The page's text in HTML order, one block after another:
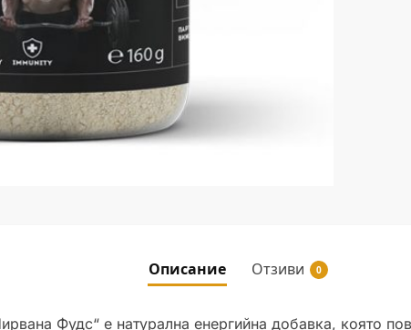
Описание Отзиви 0
Фудс“ е натурална енергийна добавка, която